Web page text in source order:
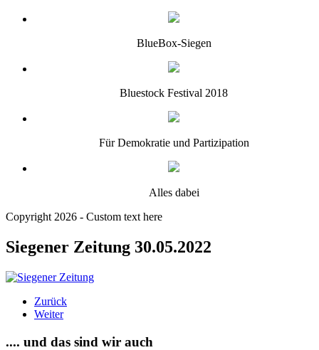
BlueBox-Siegen
Bluestock Festival 2018
Für Demokratie und Partizipation
Alles dabei
Copyright 2026 - Custom text here
Siegener Zeitung 30.05.2022
Zurück
Weiter
.... und das sind wir auch